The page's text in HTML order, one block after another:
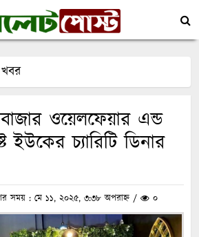
খবর
ওয়েলফেয়ার এন্ড
ইউকের চ্যারিটি ডিনার
সময় : মে ১১, ২০২৫, ৩:৩৮ অপরাহ্ন / ০